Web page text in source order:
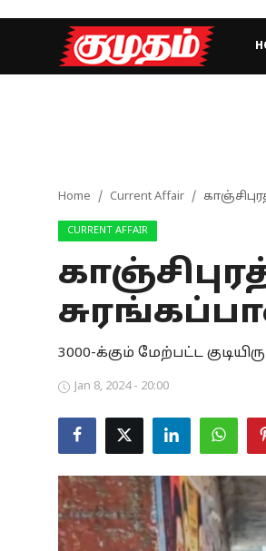
Games
Health
Special Story
Business
Tamilnadu
Home Current Affair
CURRENT AFFAIR
3000-க்கும் மேற்பட்ட
Jan 8, 2024 - 20:00